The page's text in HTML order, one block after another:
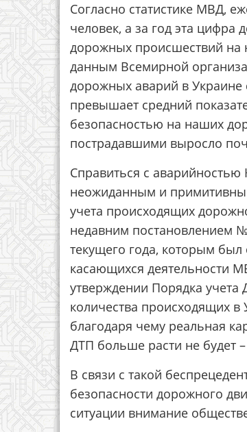
Согласно статистике МВД,
человек, а за год эта цифра
дорожных происшествий на
данным Всемирной
дорожных аварий в Украине
превышает средний
безопасностью на наших
пострадавшими выросло
Справиться с
неожиданным и
учета происходящих
недавним постановлением
текущего года, которым
касающихся деятельности
утверждении Порядка учета
количества происходящих
благодаря чему реальная
ДТП больше расти не будет
В связи с такой
безопасности дорожного
ситуации внимание